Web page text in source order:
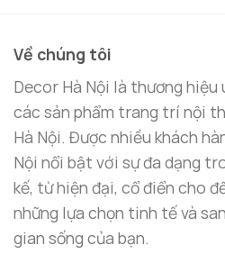
Về chúng tôi
Decor Hà Nội là thương
các sản phẩm trang trí nội
Hà Nội. Được nhiều khách
Nội nổi bật với sự đa dạng
kế, từ hiện đại, cổ điển cho
những lựa chọn tinh tế và
gian sống của bạn.